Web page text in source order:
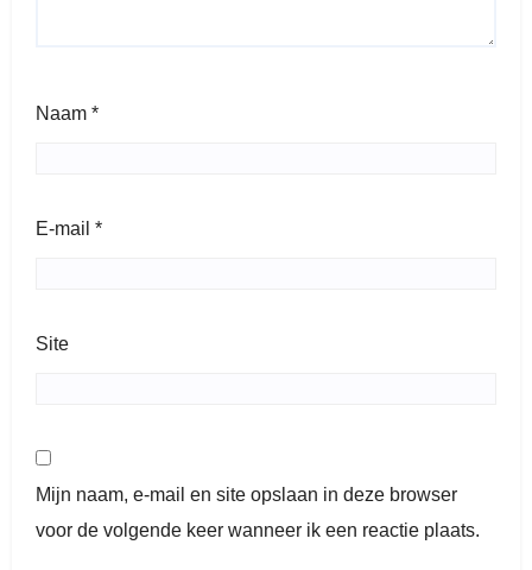
Naam *
E-mail *
Site
Mijn naam, e-mail en site opslaan in deze browser
voor de volgende keer wanneer ik een reactie plaats.